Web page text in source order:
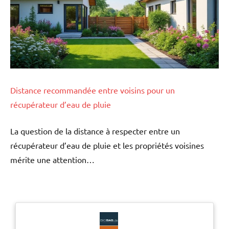
Distance recommandée entre voisins pour un
récupérateur d’eau de pluie
La question de la distance à respecter entre un
récupérateur d’eau de pluie et les propriétés voisines
mérite une attention…